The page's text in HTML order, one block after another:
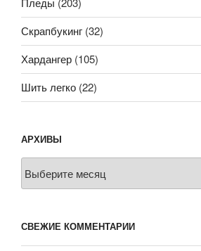
Скрапбукинг (32)
Хардангер (105)
Шить легко (22)
АРХИВЫ
СВЕЖИЕ КОММЕНТАРИИ